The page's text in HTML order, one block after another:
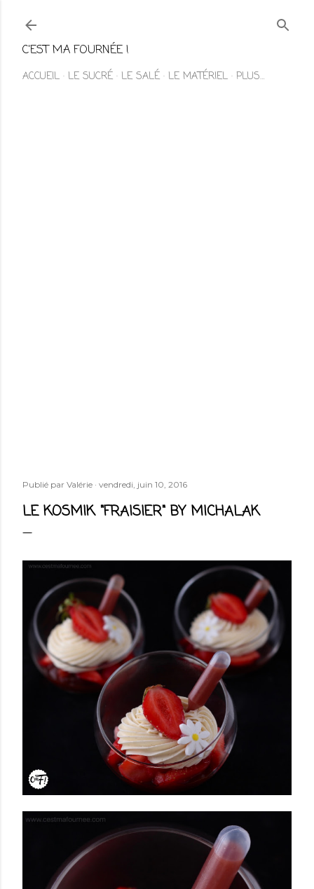
C'EST MA FOURNÉE !
ACCUEIL LE SUCRÉ LE SALÉ LE MATÉRIEL PLUS…
Publié par Valérie vendredi, juin 10, 2016
LE KOSMIK "FRAISIER" BY MICHALAK